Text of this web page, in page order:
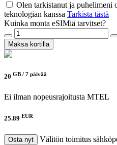
Olen tarkistanut ja puhelimeni
teknologian kanssa Tarkista tästä
Kuinka monta eSIMiä tarvitset?
Maksa kortilla
20 GB / 7 päivää
Ei ilman nopeusrajoitusta MTEL
25.89 EUR
Osta nyt
Välitön toimitus